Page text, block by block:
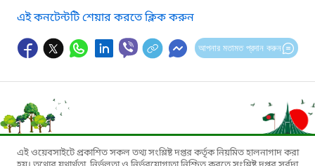
এই কনটেন্টটি শেয়ার করতে ক্লিক করুন
আপনার মতামত প্রদান করুন
এই ওয়েবসাইটে প্রকাশিত সকল তথ্য সংশ্লিষ্ট দপ্তর কর্তৃক নিয়মিত হালনাগাদ করা